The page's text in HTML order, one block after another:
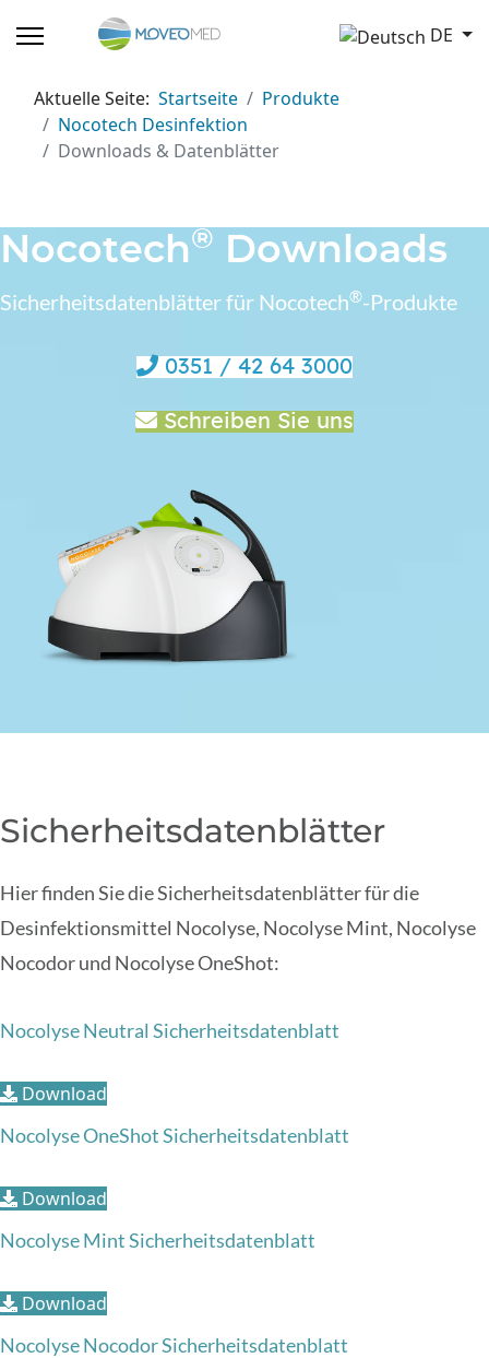
Sprache auswählen
DE
Aktuelle Seite: Startseite
Produkte
Nocotech Desinfektion
Downloads & Datenblätter
Nocotech® Downloads
Sicherheitsdatenblätter für Nocotech®-Produkte
0351 / 42 64 3000
Schreiben Sie uns
Sicherheitsdatenblätter
Hier finden Sie die Sicherheitsdatenblätter für die
Desinfektionsmittel Nocolyse, Nocolyse Mint, Nocolyse
Nocodor und Nocolyse OneShot:
Nocolyse Neutral Sicherheitsdatenblatt
Download
Nocolyse OneShot Sicherheitsdatenblatt
Download
Nocolyse Mint Sicherheitsdatenblatt
Download
Nocolyse Nocodor Sicherheitsdatenblatt